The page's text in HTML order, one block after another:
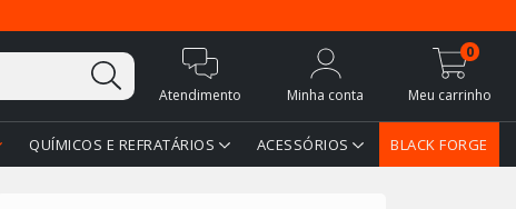
Atendimento Minha conta Meu carrinho
0
QUÍMICOS E REFRATÁRIOS ACESSÓRIOS BLACK FORGE